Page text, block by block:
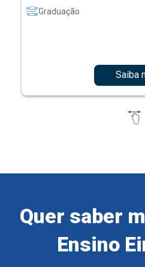
Graduação
Saiba
Quer saber
Ensino